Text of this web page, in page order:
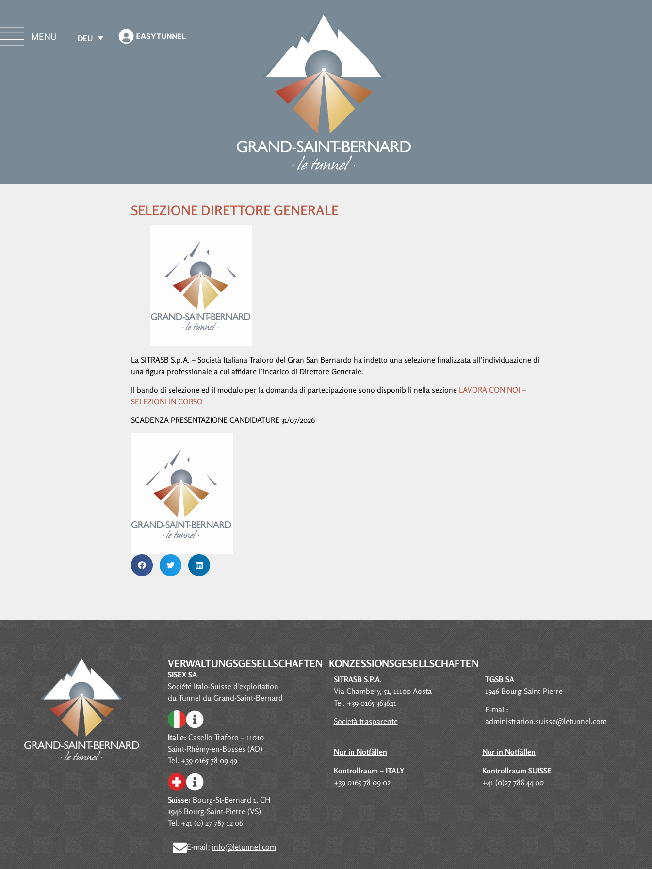
DEU
SELEZIONE DIRETTORE GENERALE
La SITRASB S.p.A. – Società Italiana Traforo del Gran San Bernardo ha indetto una selezione finalizzata all’individuazione di
una figura professionale a cui affidare l’incarico di Direttore Generale.
Il bando di selezione ed il modulo per la domanda di partecipazione sono disponibili nella sezione LAVORA CON NOI –
SELEZIONI IN CORSO
SCADENZA PRESENTAZIONE CANDIDATURE 31/07/2026
VERWALTUNGSGESELLSCHAFTEN
SISEX SA
Société Italo-Suisse d’exploitation
du Tunnel du Grand-Saint-Bernard
Italie: Casello Traforo – 11010
Saint-Rhémy-en-Bosses (AO)
Tel. +39 0165 78 09 49
Suisse: Bourg-St-Bernard 1, CH
1946 Bourg-Saint-Pierre (VS)
Tel. +41 (0) 27 787 12 06
E-mail: info@letunnel.com
KONZESSIONSGESELLSCHAFTEN
SITRASB S.P.A.
Via Chambery, 51, 11100 Aosta
Tel. +39 0165 363641
Società trasparente
TGSB SA
1946 Bourg-Saint-Pierre
E-mail:
administration.suisse@letunnel.com
Nur in Notfällen
Kontrollraum – ITALY
+39 0165 78 09 02
Nur in Notfällen
Kontrollraum SUISSE
+41 (0)27 788 44 00